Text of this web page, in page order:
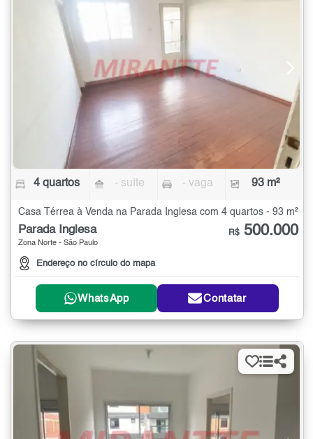
4 quartos - suíte - vaga 93 m²
Casa Térrea à Venda na Parada Inglesa com 4 quartos - 93 m²
Parada Inglesa
Zona Norte - São Paulo
Endereço no círculo do mapa
R$ 500.000
WhatsApp Contatar